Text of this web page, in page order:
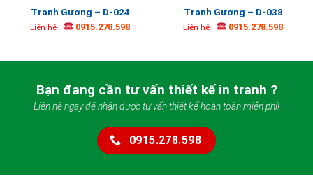
Tranh Gương – D-024
Liên hệ 0915.278.598
Tranh Gương – D-038
Liên hệ 0915.278.598
Bạn đang cần tư vấn thiết kế in tranh ?
Liên hệ ngay để nhận được tư vấn thiết kế hoàn toàn miễn phí!
0915.278.598